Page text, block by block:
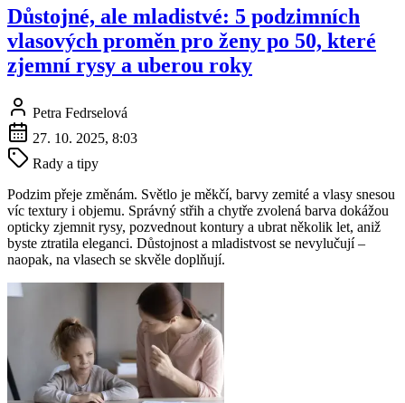
Důstojné, ale mladistvé: 5 podzimních
vlasových proměn pro ženy po 50, které
zjemní rysy a uberou roky
Petra Fedrselová
27. 10. 2025, 8:03
Rady a tipy
Podzim přeje změnám. Světlo je měkčí, barvy zemité a vlasy snesou
víc textury i objemu. Správný střih a chytře zvolená barva dokážou
opticky zjemnit rysy, pozvednout kontury a ubrat několik let, aniž
byste ztratila eleganci. Důstojnost a mladistvost se nevylučují –
naopak, na vlasech se skvěle doplňují.